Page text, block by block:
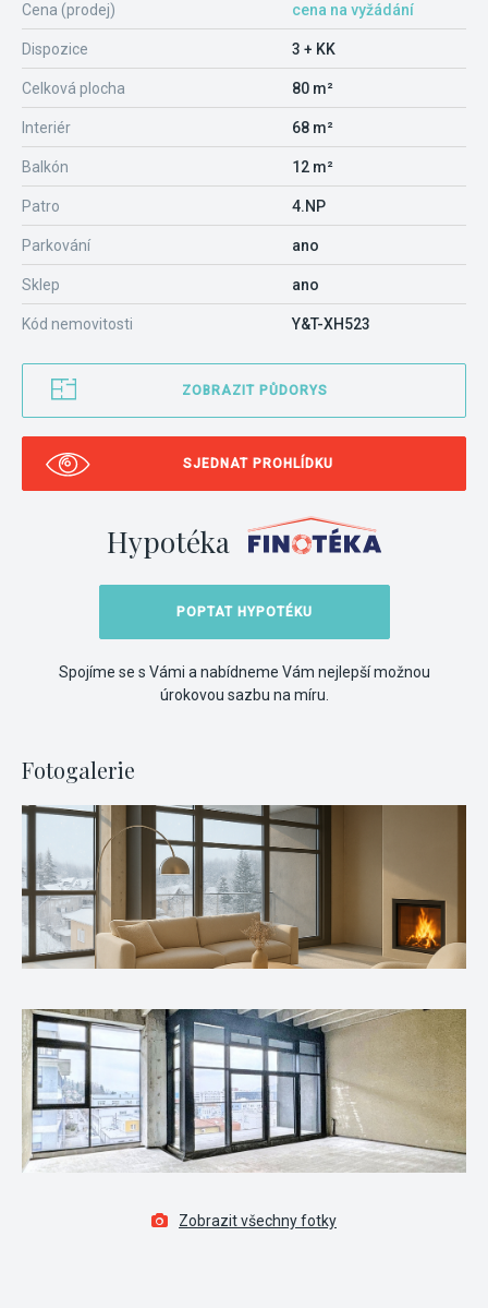
Cena (prodej) cena na vyžádání
Dispozice 3 + KK
Celková plocha 80 m²
Interiér 68 m²
Balkón 12 m²
Patro 4.NP
Parkování ano
Sklep ano
Kód nemovitosti Y&T-XH523
ZOBRAZIT PŮDORYS
SJEDNAT PROHLÍDKU
Hypotéka
POPTAT HYPOTÉKU
Spojíme se s Vámi a nabídneme Vám nejlepší možnou
úrokovou sazbu na míru.
Fotogalerie
Zobrazit všechny fotky